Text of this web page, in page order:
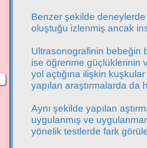
Benzer şekilde
oluştuğu izlenmiş ancak
Ultrasonografinin bebeğin
ise öğrenme güçlüklerinin
yol açtığına ilişkin
yapılan araştırmalarda da
Aynı şekilde yapılan
uygulanmış ve
yönelik testlerde fark